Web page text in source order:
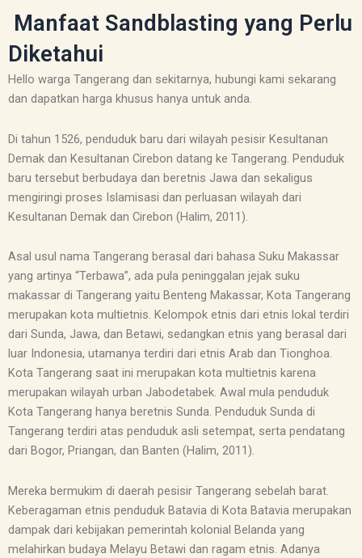
Manfaat Sandblasting yang Perlu
Diketahui
Hello warga Tangerang dan sekitarnya, hubungi kami sekarang
dan dapatkan harga khusus hanya untuk anda.
Di tahun 1526, penduduk baru dari wilayah pesisir Kesultanan
Demak dan Kesultanan Cirebon datang ke Tangerang. Penduduk
baru tersebut berbudaya dan beretnis Jawa dan sekaligus
mengiringi proses Islamisasi dan perluasan wilayah dari
Kesultanan Demak dan Cirebon (Halim, 2011).
Asal usul nama Tangerang berasal dari bahasa Suku Makassar
yang artinya “Terbawa”, ada pula peninggalan jejak suku
makassar di Tangerang yaitu Benteng Makassar, Kota Tangerang
merupakan kota multietnis. Kelompok etnis dari etnis lokal terdiri
dari Sunda, Jawa, dan Betawi, sedangkan etnis yang berasal dari
luar Indonesia, utamanya terdiri dari etnis Arab dan Tionghoa.
Kota Tangerang saat ini merupakan kota multietnis karena
merupakan wilayah urban Jabodetabek. Awal mula penduduk
Kota Tangerang hanya beretnis Sunda. Penduduk Sunda di
Tangerang terdiri atas penduduk asli setempat, serta pendatang
dari Bogor, Priangan, dan Banten (Halim, 2011).
Mereka bermukim di daerah pesisir Tangerang sebelah barat.
Keberagaman etnis penduduk Batavia di Kota Batavia merupakan
dampak dari kebijakan pemerintah kolonial Belanda yang
melahirkan budaya Melayu Betawi dan ragam etnis. Adanya